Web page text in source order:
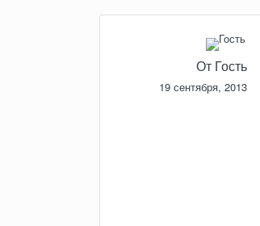
От Гость
19 сентября, 2013